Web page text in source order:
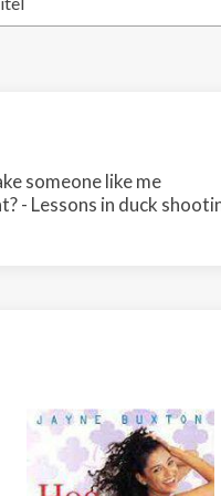
someone like me
- Lessons in duck